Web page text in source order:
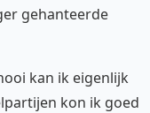
gehanteerde
kan ik eigenlijk
kon ik goed